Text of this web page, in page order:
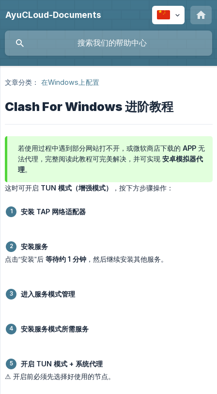
AyuCLoud-Documents
文章分类： 在Windows上配置
Clash For Windows 进阶教程
若使用过程中遇到部分网站打不开，或微软商店下载的 APP 无
法代理，完整阅读此教程可完美解决，并可实现 安卓模拟器代
理。
这时可开启 TUN 模式（增强模式） ，按下方步骤操作：
安装 TAP 网络适配器
安装服务
点击“安装”后 等待约 1 分钟 ，然后继续安装其他服务。
进入服务模式管理
安装服务模式所需服务
开启 TUN 模式 + 系统代理
⚠ 开启前必须先选择好使用的节点。